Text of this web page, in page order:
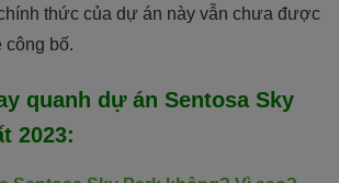
thức của dự án này vẫn chưa được
công bố.
quanh dự án Sentosa Sky
2023: